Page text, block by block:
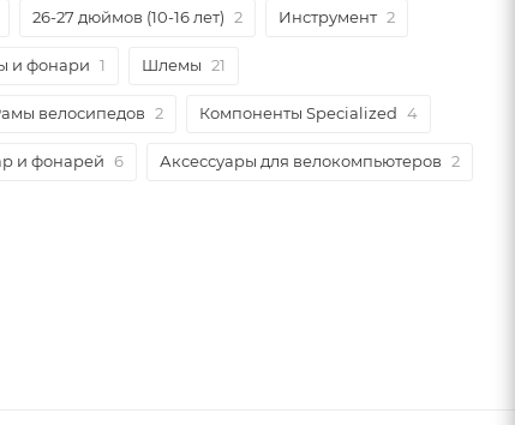
26-27 дюймов (10-16 лет) 2 Инструмент 2
и фонари 1 Шлемы 21
велосипедов 2 Компоненты Specialized 4
и фонарей 6 Аксессуары для велокомпьютеров 2